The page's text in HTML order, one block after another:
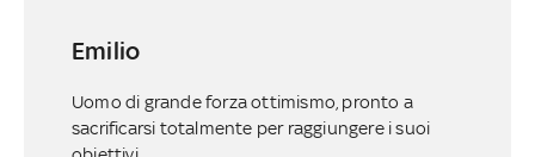
Emilio
Uomo di grande forza ottimismo, pronto a
sacrificarsi totalmente per raggiungere i suoi